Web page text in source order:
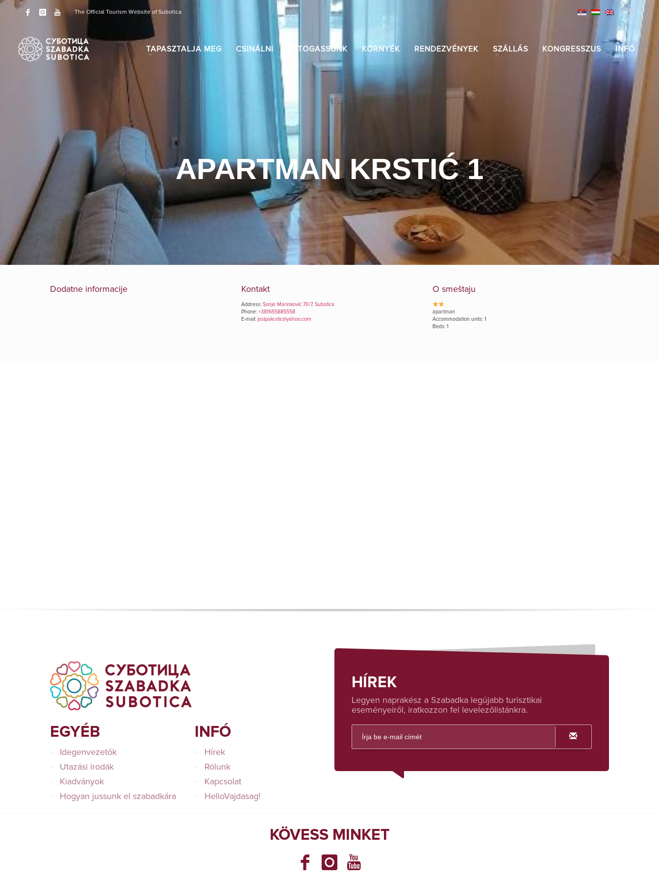
The Official Tourism Website of Subotica
TAPASZTALJA MEG CSINÁLNI LÁTOGASSUNK KÖRNYÉK RENDEZVÉNYEK SZÁLLÁS KONGRESSZUS INFÓ
APARTMAN KRSTIĆ 1
Dodatne informacije Kontakt
Address: Sonje Marinković 70/7, Subotica
Phone: +381655885558
E-mail: josipakrstic@yahoo.com
O smeštaju
apartman
Accommodation units: 1
Beds: 1
EGYÉB
Idegenvezetők
Utazási irodák
Kiadványok
Hogyan jussunk el szabadkára
INFÓ
Hírek
Rólunk
Kapcsolat
HelloVajdasag!
HÍREK
Legyen naprakész a Szabadka legújabb turisztikai
eseményeiről, iratkozzon fel levelezőlistánkra.
KÖVESS MINKET